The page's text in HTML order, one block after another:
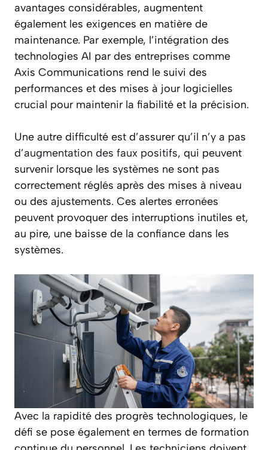
avantages considérables, augmentent
également les exigences en matière de
maintenance. Par exemple, l’intégration des
technologies AI par des entreprises comme
Axis Communications rend le suivi des
performances et des mises à jour logicielles
crucial pour maintenir la fiabilité et la précision.
Une autre difficulté est d’assurer qu’il n’y a pas
d’augmentation des faux positifs, qui peuvent
survenir lorsque les systèmes ne sont pas
correctement réglés après des mises à niveau
ou des ajustements. Ces alertes erronées
peuvent provoquer des interruptions inutiles et,
au pire, une baisse de la confiance dans les
systèmes.
Avec la rapidité des progrès technologiques, le
défi se pose également en termes de formation